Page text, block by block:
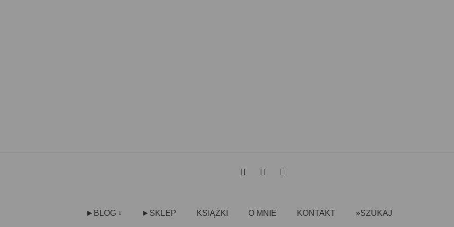
►BLOG ►SKLEP KSIĄŻKI O MNIE KONTAKT »SZUKAJ